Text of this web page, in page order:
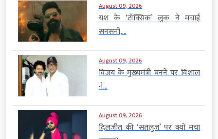
August 09, 2026
यश के ‘टॉक्सिक’ लुक ने मचाई
सनसनी,...
August 09, 2026
विजय के मुख्यमंत्री बनने पर विशाल
ने...
August 09, 2026
दिलजीत की ‘सतलुज’ पर क्यों मचा